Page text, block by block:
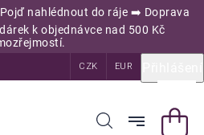
nahlédnout do ráje ➡️ Doprava
k objednávce nad 500 Kč
CZK EUR